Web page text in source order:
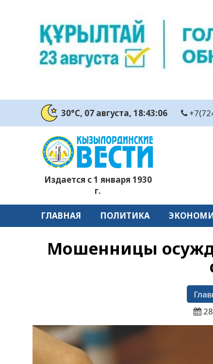
30°C, 07 августа, 18:43:07
Издается с 1 января 1930
г.
ГЛАВНАЯ ПОЛИТИКА
Мошенницы